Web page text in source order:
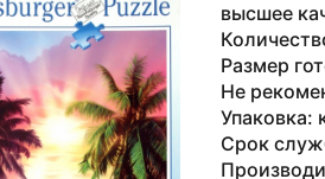
высшее
Размер
Не
Упаковка:
Срок